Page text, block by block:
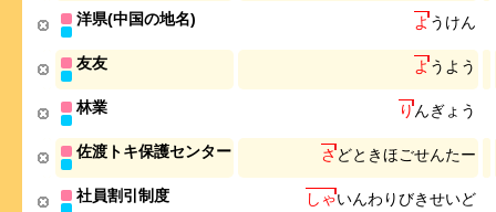
洋県(中国の地名) よう けん
友友 よう よ う
林業 りんぎ ょ う
佐渡トキ保護センター さどと きほごせんたー
社員割引制度 し ゃいんわ りびきせいど